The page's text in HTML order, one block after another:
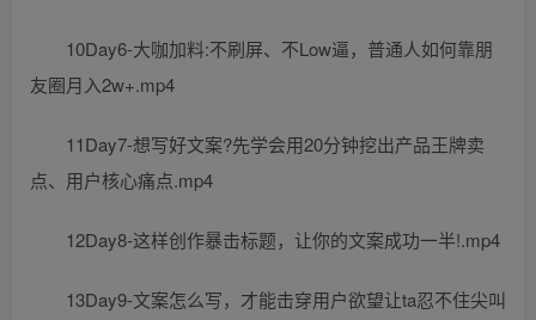
10Day6-大咖加料:不刷屏、不Low逼，普通人如何靠朋
友圈月入2w+.mp4
11Day7-想写好文案?先学会用20分钟挖出产品王牌卖
点、用户核心痛点.mp4
12Day8-这样创作暴击标题，让你的文案成功一半!.mp4
13Day9-文案怎么写，才能击穿用户欲望让ta忍不住尖叫